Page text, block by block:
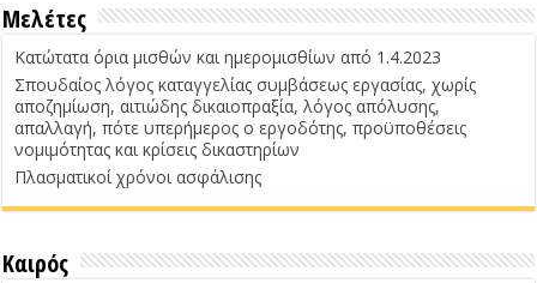
Μελέτες
Κατώτατα όρια μισθών και ημερομισθίων από 1.4.2023
Σπουδαίος λόγος καταγγελίας συμβάσεως εργασίας, χωρίς
αποζημίωση, αιτιώδης δικαιοπραξία, λόγος απόλυσης,
απαλλαγή, πότε υπερήμερος ο εργοδότης, προϋποθέσεις
νομιμότητας και κρίσεις δικαστηρίων
Πλασματικοί χρόνοι ασφάλισης
Καιρός